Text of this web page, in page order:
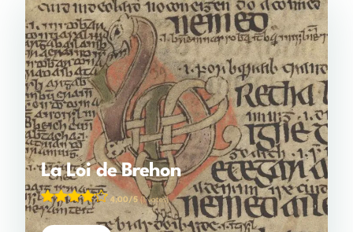
La Loi de Brehon
4,00/5 (1 votes)